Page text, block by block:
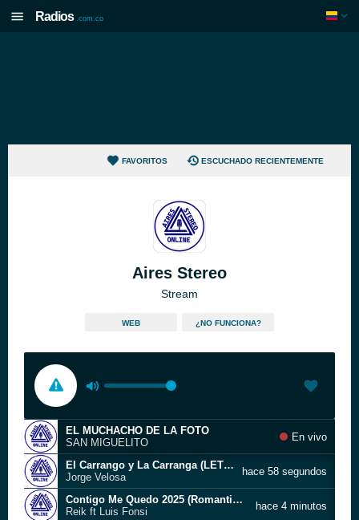
Radios .com.co
FAVORITOS ESCUCHADO RECIENTEMENTE
Aires Stereo
Stream
WEB ¿NO FUNCIONA?
EL MUCHACHO DE LA FOTO
SAN MIGUELITO
En vivo
El Carrango y La Carranga (LETRAS)
Jorge Velosa
hace 58 segundos
Contigo Me Quedo 2025 (Romanticas Records)
Reik ft Luis Fonsi
hace 4 minutos